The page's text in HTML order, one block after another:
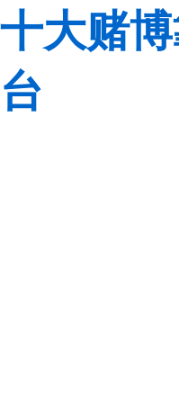
十大赌
台